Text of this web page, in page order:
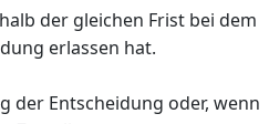
der gleichen Frist bei dem
erlassen hat.
der Entscheidung oder, wenn